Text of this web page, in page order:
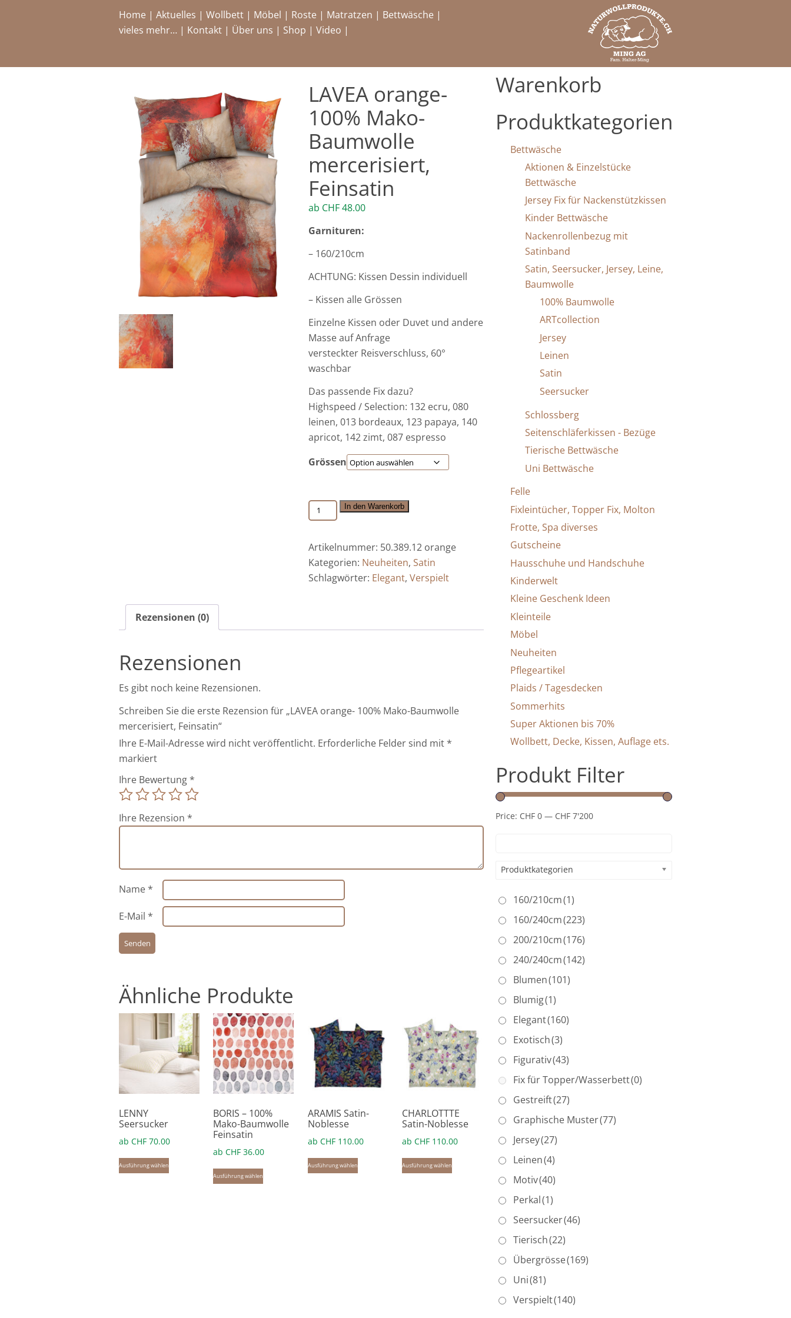
Home | Aktuelles | Wollbett | Möbel | Roste | Matratzen | Bettwäsche |
vieles mehr… | Kontakt | Über uns | Shop | Video |
LAVEA orange-
100% Mako-
Baumwolle
mercerisiert,
Feinsatin
ab CHF48.00
Garnituren:
– 160/210cm
ACHTUNG: Kissen Dessin individuell
– Kissen alle Grössen
Einzelne Kissen oder Duvet und andere
Masse auf Anfrage
versteckter Reisverschluss, 60°
waschbar
Das passende Fix dazu?
Highspeed / Selection: 132 ecru, 080
leinen, 013 bordeaux, 123 papaya, 140
apricot, 142 zimt, 087 espresso
Grössen
LAVEA
orange-
Mako-
Baumwolle
mercerisiert,
In den Warenkorb
Artikelnummer: 50.389.12 orange
Kategorien: Neuheiten,Satin
Schlagwörter: Elegant,Verspielt
Rezensionen (0)
Rezensionen
Es gibt noch keine Rezensionen.
Schreiben Sie die erste Rezension für „LAVEA orange- 100% Mako-Baumwolle
mercerisiert, Feinsatin“
Ihre E-Mail-Adresse wird nicht veröffentlicht. Erforderliche Felder sind mit *
markiert
Ihre Bewertung *
Ihre Rezension *
Name *
E-Mail *
Ähnliche Produkte
LENNY
Seersucker
ab CHF 70.00
Ausführung wählenDieses
Produkt
BORIS – 100%
Mako-Baumwolle
Feinsatin
abCHF 36.00
Ausführung wählenDieses
Produkt
ARAMIS Satin-
Noblesse
ab CHF110.00
Ausführung wählenDieses
Produkt
CHARLOTTTE
Satin-Noblesse
ab CHF110.00
Ausführung wählenDieses
Produkt
Warenkorb
Produktkategorien
Bettwäsche
Aktionen & Einzelstücke
Bettwäsche
Jersey Fix für Nackenstützkissen
Kinder Bettwäsche
Nackenrollenbezug mit
Satinband
Satin, Seersucker, Jersey, Leine,
Baumwolle
100% Baumwolle
ARTcollection
Jersey
Leinen
Satin
Seersucker
Schlossberg
Seitenschläferkissen - Bezüge
Tierische Bettwäsche
Uni Bettwäsche
Felle
Fixleintücher, Topper Fix, Molton
Frotte, Spa diverses
Gutscheine
Hausschuhe und Handschuhe
Kinderwelt
Kleine Geschenk Ideen
Kleinteile
Möbel
Neuheiten
Pflegeartikel
Plaids / Tagesdecken
Sommerhits
Super Aktionen bis 70%
Wollbett, Decke, Kissen, Auflage ets.
Produkt Filter
Price: CHF 0 — CHF 7'200
Produktkategorien
160/210cm(1)
160/240cm(223)
200/210cm(176)
240/240cm(142)
Blumen(101)
Blumig(1)
Elegant(160)
Exotisch(3)
Figurativ(43)
Fix für Topper/Wasserbett(0)
Gestreift(27)
Graphische Muster(77)
Jersey(27)
Leinen(4)
Motiv(40)
Perkal(1)
Seersucker(46)
Tierisch(22)
Übergrösse(169)
Uni(81)
Verspielt(140)